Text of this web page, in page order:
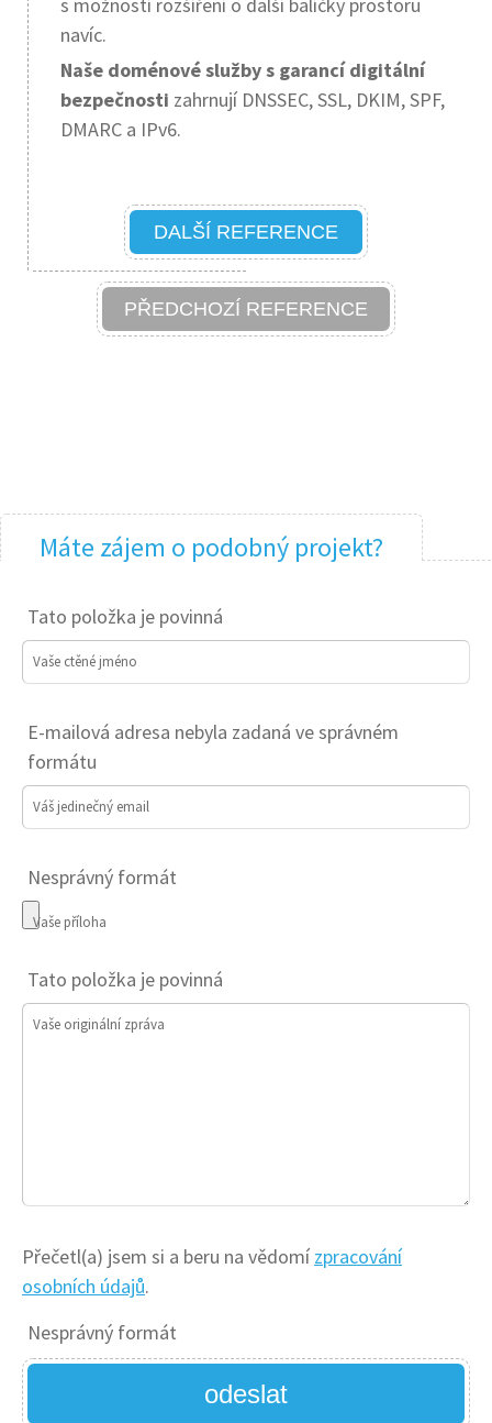
navíc.
Naše doménové služby s garancí digitální
bezpečnosti zahrnují DNSSEC, SSL, DKIM, SPF,
DMARC a IPv6.
PŘEDCHOZÍ REFERENCE
DALŠÍ REFERENCE
Máte zájem o podobný projekt?
Tato položka je povinná
Vaše ctěné jméno
E-mailová adresa nebyla zadaná ve správném
formátu
Váš jedinečný email
Nesprávný formát
Vaše příloha
Tato položka je povinná
Vaše originální zpráva
Přečetl(a) jsem si a beru na vědomí zpracování
osobních údajů.
Nesprávný formát
odeslat